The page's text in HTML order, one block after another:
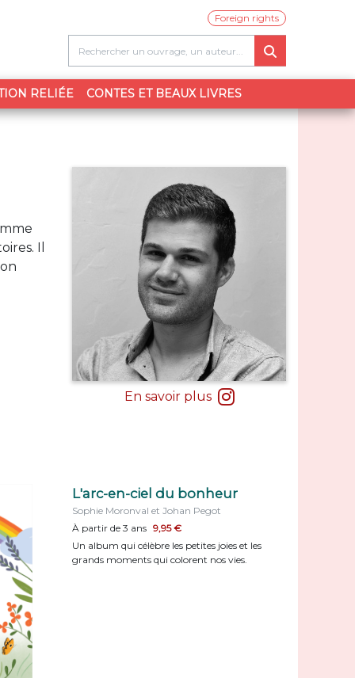
Foreign rights
RELIÉE CONTES ET BEAUX LIVRES
Il
En savoir plus
L'arc-en-ciel du bonheur
Sophie Moronval et Johan Pegot
À partir de 3 ans 9,95 €
Un album qui célèbre les petites joies et les
grands moments qui colorent nos vies.